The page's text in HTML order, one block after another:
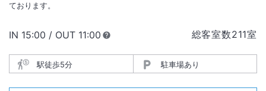
ております。
総客室数211室
IN チェックイン
15:00 / OUT チェックアウト
11:00
駅徒歩5分 駐車場あり